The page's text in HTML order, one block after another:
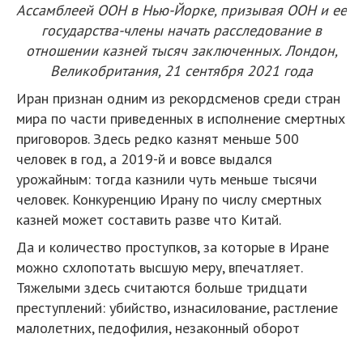
Ассамблеей ООН в Нью-Йорке, призывая ООН и ее
государства-члены начать расследование в
отношении казней тысяч заключенных. Лондон,
Великобритания, 21 сентября 2021 года
Иран признан одним из рекордсменов среди стран
мира по части приведенных в исполнение смертных
приговоров. Здесь редко казнят меньше 500
человек в год, а 2019-й и вовсе выдался
урожайным: тогда казнили чуть меньше тысячи
человек. Конкуренцию Ирану по числу смертных
казней может составить разве что Китай.
Да и количество проступков, за которые в Иране
можно схлопотать высшую меру, впечатляет.
Тяжелыми здесь считаются больше тридцати
преступлений: убийство, изнасилование, растление
малолетних, педофилия, незаконный оборот